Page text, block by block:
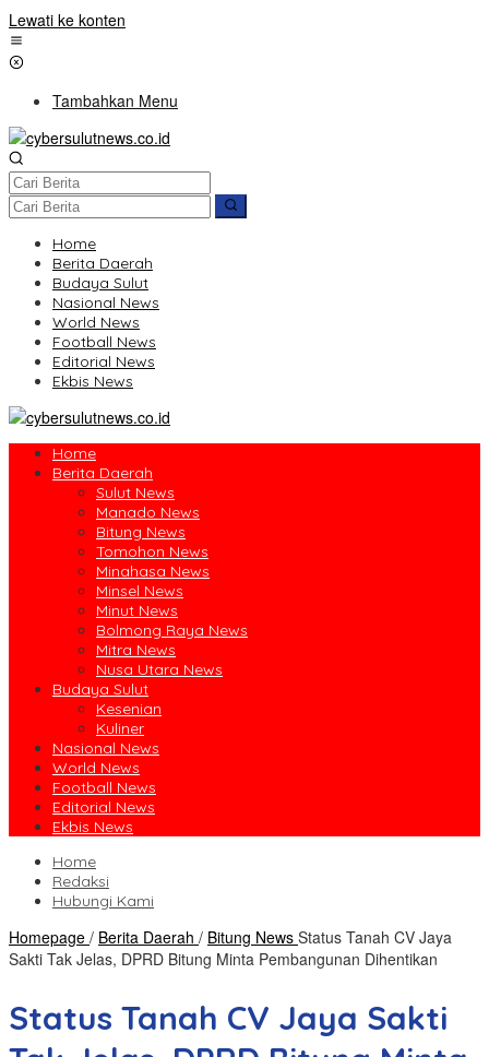
Lewati ke konten
Tambahkan Menu
Home
Berita Daerah
Budaya Sulut
Nasional News
World News
Football News
Editorial News
Ekbis News
Home
Berita Daerah
Sulut News
Manado News
Bitung News
Tomohon News
Minahasa News
Minsel News
Minut News
Bolmong Raya News
Mitra News
Nusa Utara News
Budaya Sulut
Kesenian
Kuliner
Nasional News
World News
Football News
Editorial News
Ekbis News
Home
Redaksi
Hubungi Kami
Homepage / Berita Daerah / Bitung News Status Tanah CV Jaya
Sakti Tak Jelas, DPRD Bitung Minta Pembangunan Dihentikan
Status Tanah CV Jaya Sakti